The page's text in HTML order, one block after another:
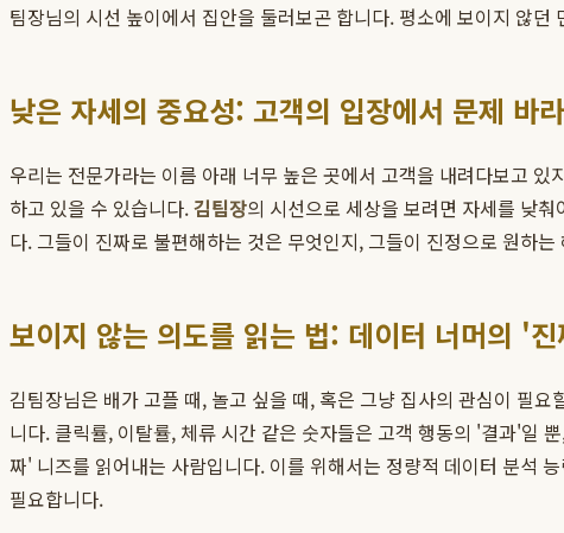
팀장님의 시선 높이에서 집안을 둘러보곤 합니다. 평소에 보이지 않
낮은 자세의 중요성: 고객의 입장에서 문제 바
우리는 전문가라는 이름 아래 너무 높은 곳에서 고객을 내려다보고
하고 있을 수 있습니다.김팀장의 시선으로 세상을 보려면 자세를 낮
다. 그들이 진짜로 불편해하는 것은 무엇인지, 그들이 진정으로 원하
보이지 않는 의도를 읽는 법: 데이터 너머의 '
김팀장님은 배가 고플 때, 놀고 싶을 때, 혹은 그냥 집사의 관심이 필
니다. 클릭률, 이탈률, 체류 시간 같은 숫자들은 고객 행동의 '결과'일
짜' 니즈를 읽어내는 사람입니다. 이를 위해서는 정량적 데이터 분석
필요합니다.